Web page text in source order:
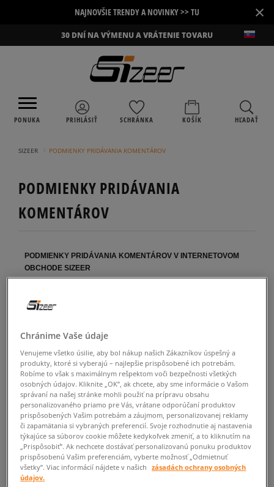
NAJNOVŠIE TRENDY A NOVINKY >> TU ×
30 DNÍ NA VÝMENU A VRÁTENIE TOVARU
PONUKA PRIHLÁSIŤ SCHRÁNKA KOŠÍK HĽADAŤ
SIZEER PODMIENKY PRIDÁVANIA KOMENTÁROV
PODMIENKY PRIDÁVANIA
KOMENTÁROV
PODMIENKY PRIDÁVANIA KOMENTÁROV V INTERNETOVOM
OBCHODE SIZEER
Sizeer (ďalej len „Podmienky pridávania komentárov“) bližšie
obchodu Sizeer, dostupného na adrese http://sizeer.sk, ktorým je
sídlom Michalská 7, 811 01 Bratislava, IČO: 47652454, zapísaná v
obchodnom registry Okresného súdu Bratislava I, oddiel Sro, vložka
číslo 96891/B (ďalej len „Prevádzkovateľ“), a jeho užívateľov pri
pridávaní komentárov v Internetovom obchode Sizeer (ďalej len
„Užívatelia“).
Sekcia s komentármi vznikla s myšlienkou ešte lepšie prispôsobiť
Internetový obchod Sizeer potrebám a očakávaniam našich
Užívateľov. Preto čakáme ako na kladné názory - aby sme vedeli,
ktoré riešenia sa overili, tak aj na konštruktívnu kritiku - aby sme
vedeli, na čom máme ešte popracovať.
Chránime Vaše údaje
Venujeme všetko úsilie, aby bol nákup našich Zákazníkov úspešný a
produkty, ktoré si vyberajú – najlepšie prispôsobené ich potrebám.
Robíme to však s maximálnym rešpektom voči bezpečnosti všetkých
osobných údajov. Kliknite „OK”, ak chcete, aby sme informácie o Vašom
správaní na našej stránke mohli použiť na prípravu obsahu
personalizovaného priamo pre Vás, vrátane odporúčaní produktov
prispôsobených Vašim potrebám a záujmom, personalizovanej reklamy
či zapamätania si vybraných preferencií. Svoje rozhodnutie aj nastavenia
týkajúce sa súborov cookie môžete kedykoľvek zmeniť, a to kliknutím na
„Prispôsobiť”. Ak nechcete dostávať personalizovanú ponuku produktov
prispôsobenú Vašim preferenciám, vyberte možnosť „Odmietnuť
všetky”. Viac informácií nájdete v našich
zásadách ochrany osobných
údajov.